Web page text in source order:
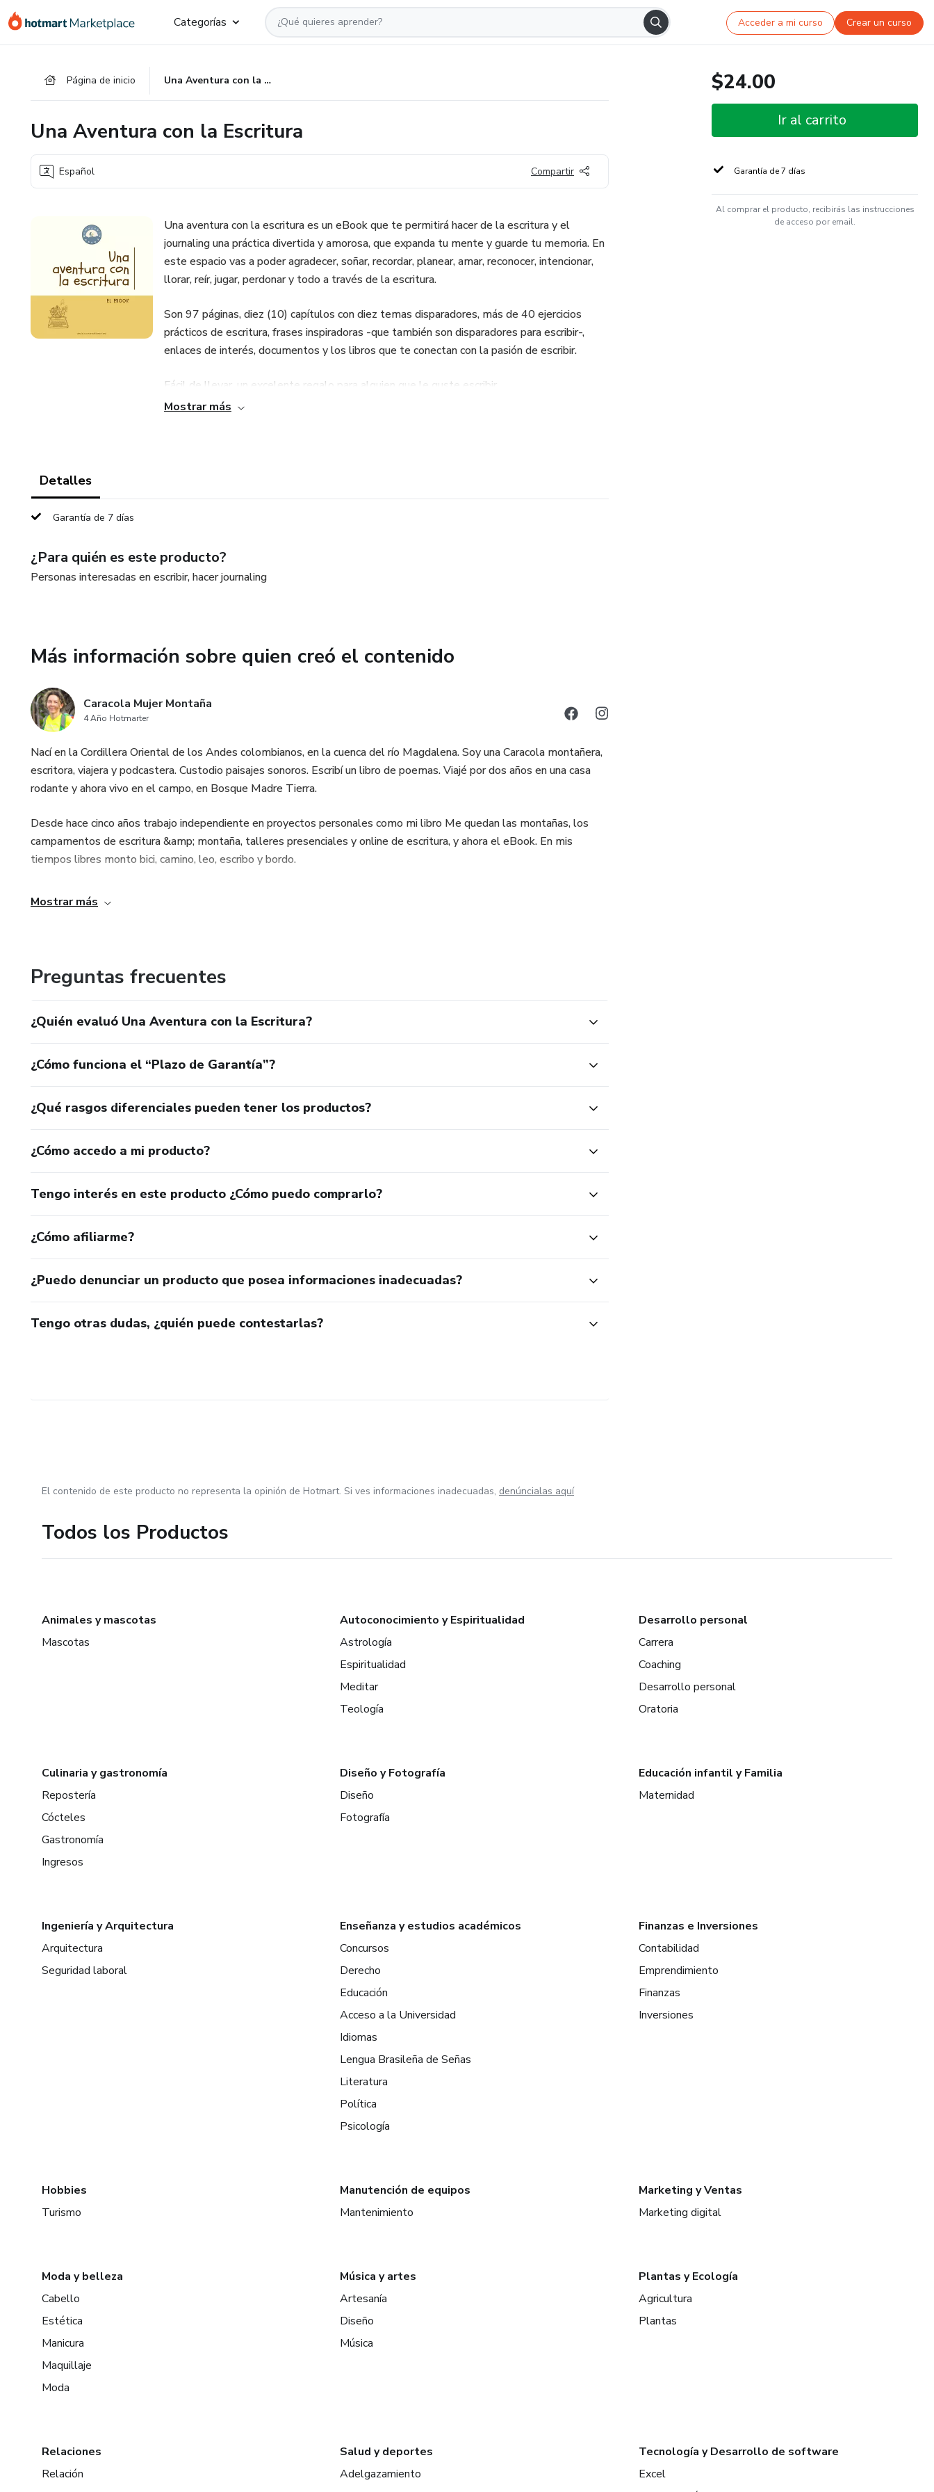
Categorías Acceder a mi curso Crear un curso
Página de inicio Una Aventura con la Escritura
Una Aventura con la Escritura
Español Compartir
Una aventura con la escritura es un eBook que te permitirá hacer de la escritura y el
journaling una práctica divertida y amorosa, que expanda tu mente y guarde tu memoria. En
este espacio vas a poder agradecer, soñar, recordar, planear, amar, reconocer, intencionar,
llorar, reír, jugar, perdonar y todo a través de la escritura.
Son 97 páginas, diez (10) capítulos con diez temas disparadores, más de 40 ejercicios
prácticos de escritura, frases inspiradoras -que también son disparadores para escribir-,
enlaces de interés, documentos y los libros que te conectan con la pasión de escribir.
Fácil de llevar, un excelente regalo para alguien que le guste escribir.
PDFs tienen ejercicios extras para motivarte.
¡Estoy muy emocionada de tenerte por aquí! ♡
Mostrar más
Detalles
Garantía de 7 días
¿Para quién es este producto?
Personas interesadas en escribir, hacer journaling
Más información sobre quien creó el contenido
Caracola Mujer Montaña
4 Año Hotmarter
Nací en la Cordillera Oriental de los Andes colombianos, en la cuenca del río Magdalena. Soy una Caracola montañera,
escritora, viajera y podcastera. Custodio paisajes sonoros. Escribí un libro de poemas. Viajé por dos años en una casa
rodante y ahora vivo en el campo, en Bosque Madre Tierra.
Desde hace cinco años trabajo independiente en proyectos personales como mi libro Me quedan las montañas, los
campamentos de escritura &amp; montaña, talleres presenciales y online de escritura, y ahora el eBook. En mis
tiempos libres monto bici, camino, leo, escribo y bordo.
Mostrar más
Preguntas frecuentes
¿Quién evaluó Una Aventura con la Escritura?
¿Cómo funciona el “Plazo de Garantía”?
¿Qué rasgos diferenciales pueden tener los productos?
¿Cómo accedo a mi producto?
Tengo interés en este producto ¿Cómo puedo comprarlo?
¿Cómo afiliarme?
¿Puedo denunciar un producto que posea informaciones inadecuadas?
Tengo otras dudas, ¿quién puede contestarlas?
$24.00
Ir al carrito
Garantía de 7 días
Al comprar el producto, recibirás las instrucciones
de acceso por email.
El contenido de este producto no representa la opinión de Hotmart. Si ves informaciones inadecuadas, denúncialas aquí
Todos los Productos
Animales y mascotas
Mascotas
Autoconocimiento y Espiritualidad
Astrología
Espiritualidad
Meditar
Teología
Desarrollo personal
Carrera
Coaching
Desarrollo personal
Oratoria
Culinaria y gastronomía
Repostería
Cócteles
Gastronomía
Ingresos
Diseño y Fotografía
Diseño
Fotografía
Educación infantil y Familia
Maternidad
Ingeniería y Arquitectura
Arquitectura
Seguridad laboral
Enseñanza y estudios académicos
Concursos
Derecho
Educación
Acceso a la Universidad
Idiomas
Lengua Brasileña de Señas
Literatura
Política
Psicología
Finanzas e Inversiones
Contabilidad
Emprendimiento
Finanzas
Inversiones
Hobbies
Turismo
Manutención de equipos
Mantenimiento
Marketing y Ventas
Marketing digital
Moda y belleza
Cabello
Estética
Manicura
Maquillaje
Moda
Música y artes
Artesanía
Diseño
Música
Plantas y Ecología
Agricultura
Plantas
Relaciones
Relación
Salud y deportes
Adelgazamiento
Tecnología y Desarrollo de software
Excel